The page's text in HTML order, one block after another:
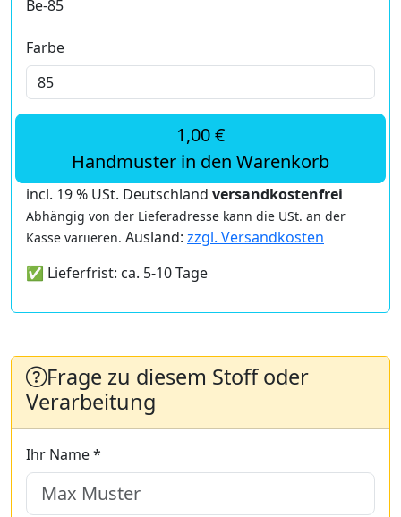
Be-85
Farbe
1,00 €
Handmuster in den Warenkorb
incl. 19 % USt. Deutschland versandkostenfrei
Abhängig von der Lieferadresse kann die USt. an der
Kasse variieren. Ausland: zzgl. Versandkosten
✅ Lieferfrist: ca. 5-10 Tage
Frage zu diesem Stoff oder
Verarbeitung
Ihr Name *